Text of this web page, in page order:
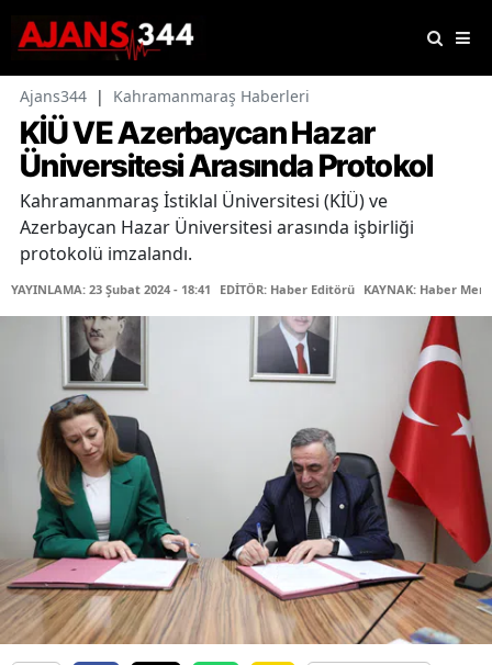
Ajans344 | Kahramanmaraş Haberleri
KİÜ VE Azerbaycan Hazar
Üniversitesi Arasında Protokol
Kahramanmaraş İstiklal Üniversitesi (KİÜ) ve
Azerbaycan Hazar Üniversitesi arasında işbirliği
protokolü imzalandı.
YAYINLAMA: 23 Şubat 2024 - 18:41 EDİTÖR: Haber Editörü KAYNAK: Haber